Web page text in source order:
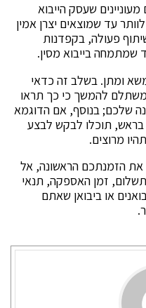
שעסק הייבוא
עד שמוצאים יצרן אמין
פעולה, בקפדנות
שמתמחה בייבוא מסין.
ומתן. בשלב זה כדאי
להמשך כי כך תראו
שלכם; בנוסף, אם הדוגמא
תוכלו לבקש לבצע
מרוצים.
את הזמנתכם הראשונה, אל
זמן האספקה, תנאי
או ביבואן שאתם